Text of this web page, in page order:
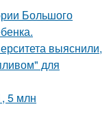
Большого
выяснили,
для
5 млн